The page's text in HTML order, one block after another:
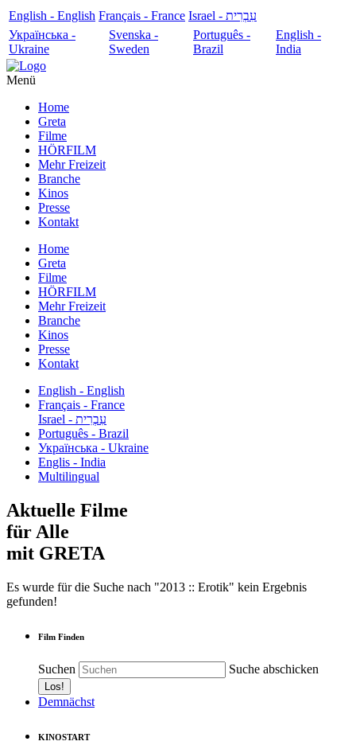
English - English Français - France
עִבְרִית - Israel
Українська -
Ukraine
Svenska -
Sweden
Português -
Brazil
English -
India
Menü
Home
Greta
Filme
HÖRFILM
Mehr Freizeit
Branche
Kinos
Presse
Kontakt
Home
Greta
Filme
HÖRFILM
Mehr Freizeit
Branche
Kinos
Presse
Kontakt
English - English
Français - France
עִבְרִית - Israel
Português - Brazil
Українська - Ukraine
Englis - India
Multilingual
Aktuelle Filme
für Alle
mit GRETA
Es wurde für die Suche nach "2013 :: Erotik" kein Ergebnis
gefunden!
Film Finden
Suchen Suche abschicken
Demnächst
KINOSTART